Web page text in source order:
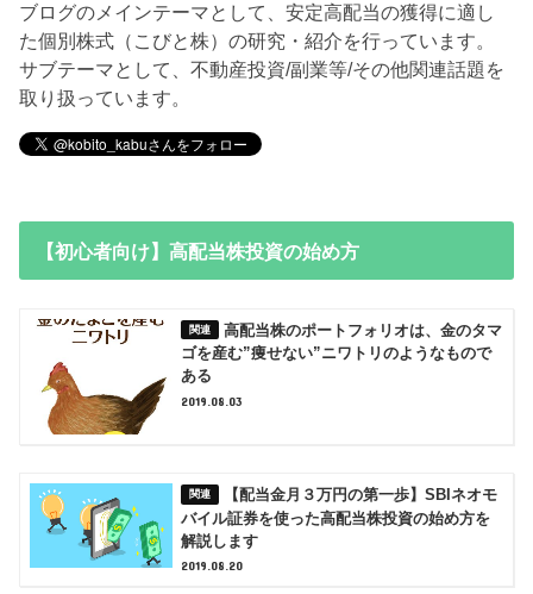
ブログのメインテーマとして、安定高配当の獲得に適し
た個別株式（こびと株）の研究・紹介を行っています。
サブテーマとして、不動産投資/副業等/その他関連話題を
取り扱っています。
【初心者向け】高配当株投資の始め方
高配当株のポートフォリオは、金のタマ
ゴを産む”痩せない”ニワトリのようなもので
ある
2019.08.03
【配当金月３万円の第一歩】SBIネオモ
バイル証券を使った高配当株投資の始め方を
解説します
2019.08.20